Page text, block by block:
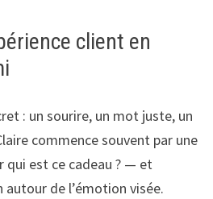
client en
: un sourire, un mot juste, un
commence souvent par une
est ce cadeau ? — et
de l’émotion visée.